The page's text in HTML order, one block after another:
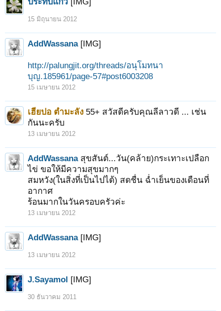
15 มิถุนายน 2012
AddWassana [IMG]
http://palungjit.org/threads/อนุโมทนา
บุญ.185961/page-57#post6003208
15 เมษายน 2012
เฮียปอ ตำมะลัง 55+ สวัสดีครับคุณลีลาวดี ... เช่น
กันนะครับ
13 เมษายน 2012
AddWassana สุขสันต์...วัน(คล้าย)กระเทาะเปลือก
ไข่ ขอให้มีความสุขมากๆ
สมหวัง(ในสิ่งที่เป็นไปได้) สดชื่น ฉ่ำเย็นของเดือนที่
อากาศ
ร้อนมากในวันครอบครัวค่ะ
13 เมษายน 2012
AddWassana [IMG]
13 เมษายน 2012
J.Sayamol [IMG]
30 ธันวาคม 2011